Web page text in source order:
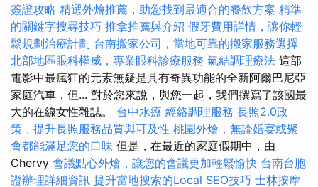
簽證攻略 精選外燴推薦，助您找到最適合的餐飲方案 精準
的關鍵字搜尋技巧 推拿推薦與介紹 假牙費用詳情，讓你輕
鬆規劃治療計劃 台南搬家公司，當地可靠的搬家服務選擇
北部地區眼科權威，專業眼科診療服務 氣結調理療法 這部
電影中最瘋狂的元素無疑是具有奇異功能的全新阿爾巴尼亞
家庭汽車，但... 對於您來說，與您一起，我們撰寫了該國最
大的在線女性雜誌。 台中水療 經絡調理服務 長照2.0政
策，提升長照服務品質與可及性 桃園外燴，無論婚宴或聚
會都能滿足您的口味 但是，在最近的家庭假期中，由
Chervy 會議點心外燴，讓您的會議更加輕鬆愉快 台南台胞
證辦理詳細資訊 提升當地搜索的Local SEO技巧 士林按摩